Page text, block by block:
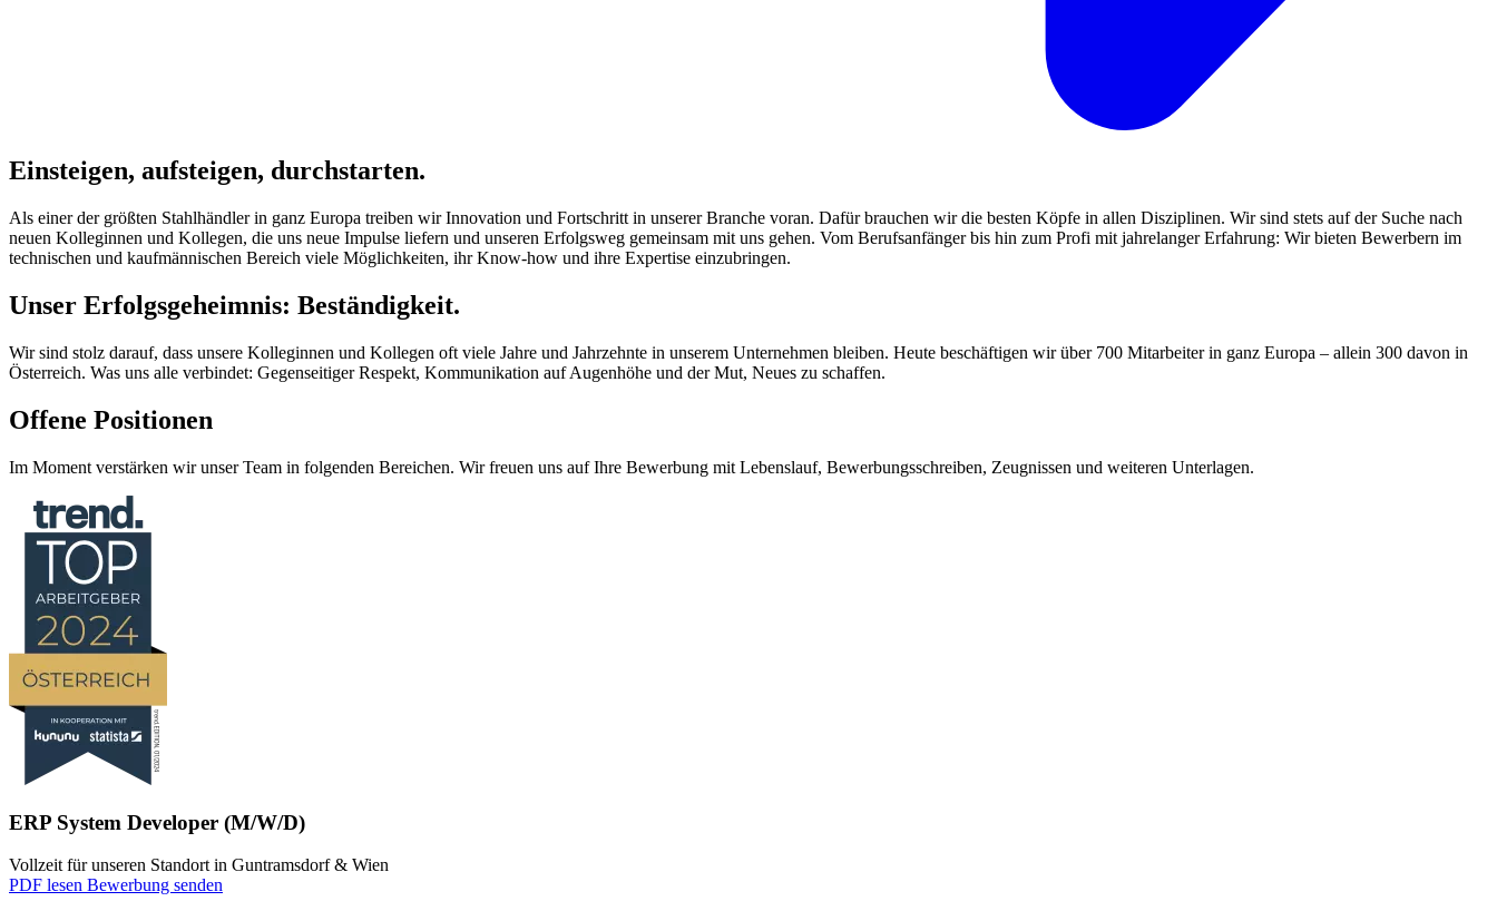
Einsteigen, aufsteigen, durchstarten.
Als einer der größten Stahlhändler in ganz Europa treiben wir Innovation und Fortschritt in unserer Branche voran. Dafür brauchen wir die besten Köpfe in allen Disziplinen. Wir sind stets auf der Suche nach
neuen Kolleginnen und Kollegen, die uns neue Impulse liefern und unseren Erfolgsweg gemeinsam mit uns gehen. Vom Berufsanfänger bis hin zum Profi mit jahrelanger Erfahrung: Wir bieten Bewerbern im
technischen und kaufmännischen Bereich viele Möglichkeiten, ihr Know-how und ihre Expertise einzubringen.
Unser Erfolgsgeheimnis: Beständigkeit.
Wir sind stolz darauf, dass unsere Kolleginnen und Kollegen oft viele Jahre und Jahrzehnte in unserem Unternehmen bleiben. Heute beschäftigen wir über 700 Mitarbeiter in ganz Europa – allein 300 davon in
Österreich. Was uns alle verbindet: Gegenseitiger Respekt, Kommunikation auf Augenhöhe und der Mut, Neues zu schaffen.
Offene Positionen
Im Moment verstärken wir unser Team in folgenden Bereichen. Wir freuen uns auf Ihre Bewerbung mit Lebenslauf, Bewerbungsschreiben, Zeugnissen und weiteren Unterlagen.
ERP System Developer (M/W/D)
Vollzeit für unseren Standort in Guntramsdorf & Wien
PDF lesen Bewerbung senden